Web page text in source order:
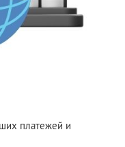
платежей и